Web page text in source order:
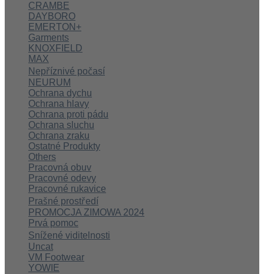
CRAMBE
DAYBORO
EMERTON+
Garments
KNOXFIELD
MAX
Nepříznivé počasí
NEURUM
Ochrana dychu
Ochrana hlavy
Ochrana proti pádu
Ochrana sluchu
Ochrana zraku
Ostatné Produkty
Others
Pracovná obuv
Pracovné odevy
Pracovné rukavice
Prašné prostředí
PROMOCJA ZIMOWA 2024
Prvá pomoc
Snížené viditelnosti
Uncat
VM Footwear
YOWIE